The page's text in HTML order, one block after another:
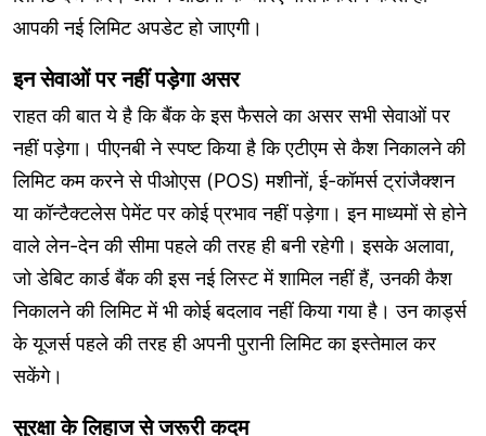
आपकी नई लिमिट अपडेट हो जाएगी।
इन सेवाओं पर नहीं पड़ेगा असर
राहत की बात ये है कि बैंक के इस फैसले का असर सभी सेवाओं पर
नहीं पड़ेगा। पीएनबी ने स्पष्ट किया है कि एटीएम से कैश निकालने की
लिमिट कम करने से पीओएस (POS) मशीनों, ई-कॉमर्स ट्रांजैक्शन
या कॉन्टैक्टलेस पेमेंट पर कोई प्रभाव नहीं पड़ेगा। इन माध्यमों से होने
वाले लेन-देन की सीमा पहले की तरह ही बनी रहेगी। इसके अलावा,
जो डेबिट कार्ड बैंक की इस नई लिस्ट में शामिल नहीं हैं, उनकी कैश
निकालने की लिमिट में भी कोई बदलाव नहीं किया गया है। उन कार्ड्स
के यूजर्स पहले की तरह ही अपनी पुरानी लिमिट का इस्तेमाल कर
सकेंगे।
सुरक्षा के लिहाज से जरूरी कदम